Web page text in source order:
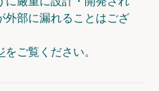
外部に漏れることはござ
をご覧ください。